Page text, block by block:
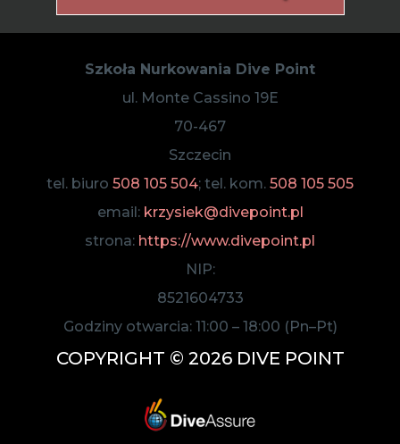
Szkoła Nurkowania Dive Point
ul. Monte Cassino 19E
70-467
Szczecin
tel. biuro 508 105 504; tel. kom. 508 105 505
email: krzysiek@divepoint.pl
strona: https://www.divepoint.pl
NIP:
8521604733
Godziny otwarcia: 11:00 – 18:00 (Pn–Pt)
COPYRIGHT © 2026 DIVE POINT